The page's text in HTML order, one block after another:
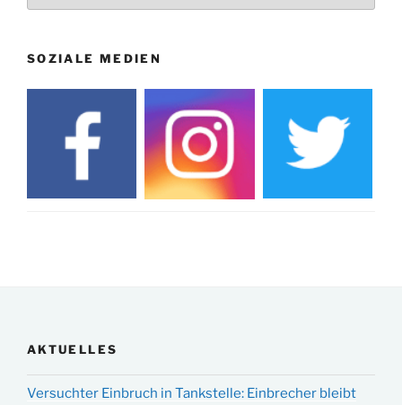
SOZIALE MEDIEN
AKTUELLES
Versuchter Einbruch in Tankstelle: Einbrecher bleibt